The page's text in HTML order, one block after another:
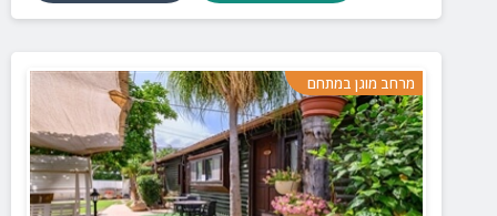
מרחב מוגן במתחם